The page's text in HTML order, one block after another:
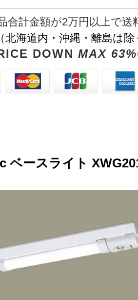
合計金額が2万円以上で送
（北海道内・沖縄・離島は
DOWN MAX
ベースライト